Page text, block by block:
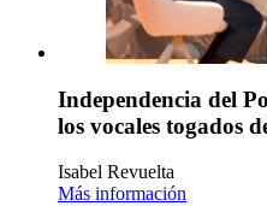
Independencia del
los vocales togados
Isabel Revuelta
Más información